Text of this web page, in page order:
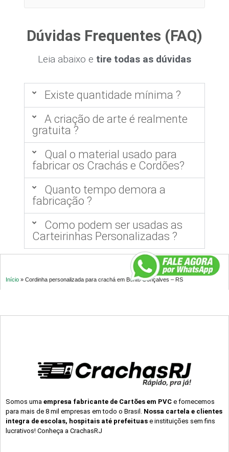
Dúvidas Frequentes (FAQ)
Leia abaixo e tire todas as dúvidas
Existe quantidade mínima ?
A criação de arte é realmente
gratuita ?
Qual o material usado para
fabricar os Crachás e Cordões?
Quanto tempo demora a
fabricação ?
Como podem ser usadas as
Carteirinhas Personalizadas ?
Início » Cordinha personalizada para crachá em Bento Gonçalves – RS
Somos uma empresa fabricante de Cartões em PVC e fornecemos
para mais de 8 mil empresas em todo o Brasil. Nossa cartela e clientes
integra de escolas, hospitais até prefeituas e instituições sem fins
lucrativos! Conheça a CrachasRJ